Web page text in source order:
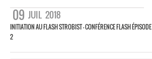
09 JUIL 2018
INITIATION AU FLASH STROBIST – CONFÉRENCE FLASH ÉPISODE
2